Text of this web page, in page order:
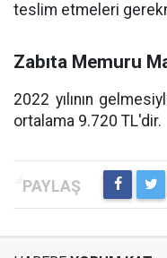
teslim etmeleri
Zabıta Memuru
2022 yılının
ortalama 9.720 TL'dir.